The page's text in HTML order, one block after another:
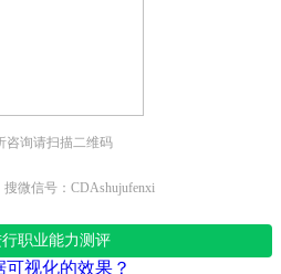
咨询请扫描二维码
微信号：CDAshujufenxi
职业能力测评
视化的效果？